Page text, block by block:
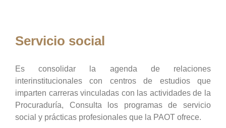
Servicio social
Es consolidar la agenda de relaciones
interinstitucionales con centros de estudios que
imparten carreras vinculadas con las actividades de la
Procuraduría, Consulta los programas de servicio
social y prácticas profesionales que la PAOT ofrece.